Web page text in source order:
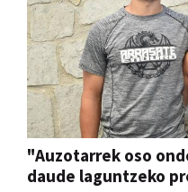
"Auzotarrek oso
daude laguntzeko